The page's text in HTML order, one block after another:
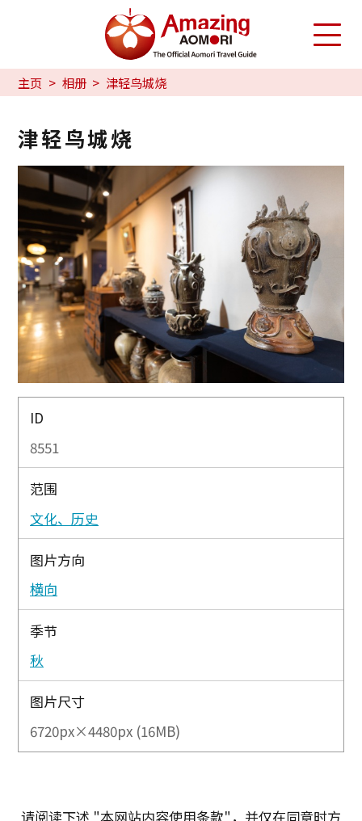
主页 相册 津轻鸟城烧
津轻鸟城烧
ID
8551
范围
文化、历史
图片方向
横向
季节
秋
图片尺寸
6720px×4480px (16MB)
请阅读下述 "本网站内容使用条款"，并仅在同意时方